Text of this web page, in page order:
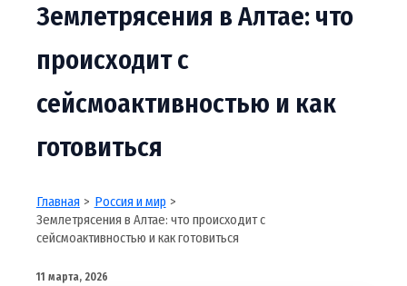
Землетрясения в Алтае: что
происходит с
сейсмоактивностью и как
готовиться
Главная
Россия и мир
Землетрясения в Алтае: что происходит с
сейсмоактивностью и как готовиться
11 марта, 2026